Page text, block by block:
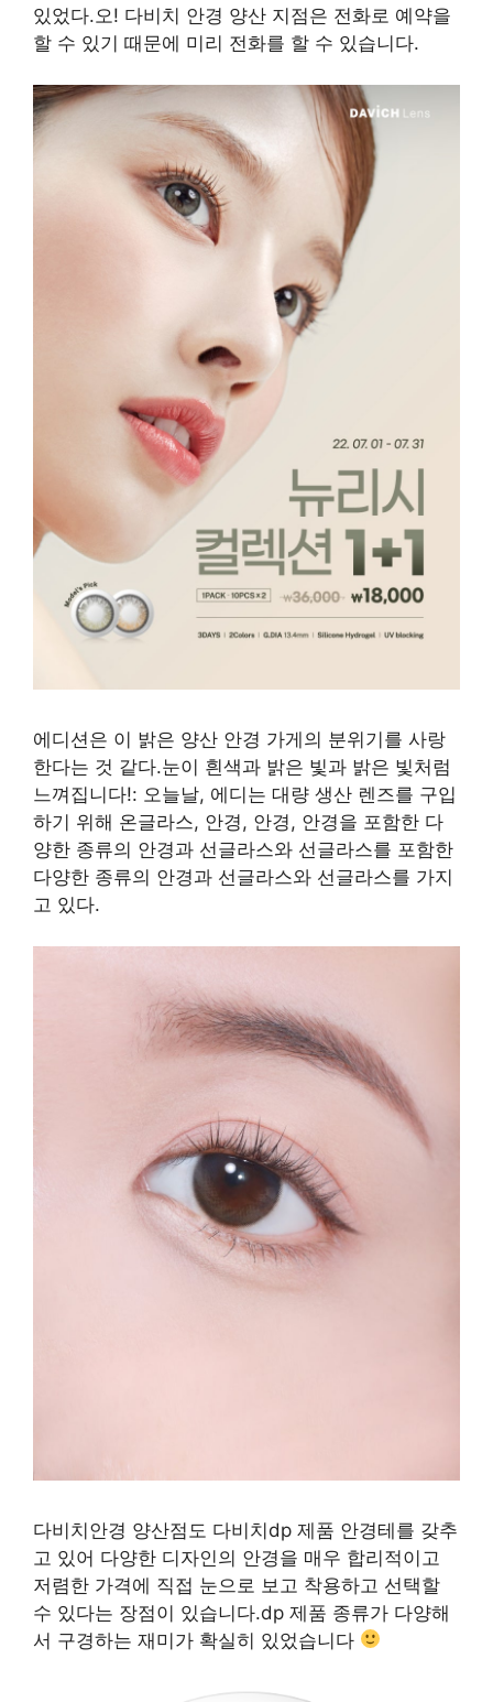
있었다.오! 다비치 안경 양산 지점은 전화로 예약을
할 수 있기 때문에 미리 전화를 할 수 있습니다.
에디션은 이 밝은 양산 안경 가게의 분위기를 사랑
한다는 것 같다.눈이 흰색과 밝은 빛과 밝은 빛처럼
느껴집니다!: 오늘날, 에디는 대량 생산 렌즈를 구입
하기 위해 온글라스, 안경, 안경, 안경을 포함한 다
양한 종류의 안경과 선글라스와 선글라스를 포함한
다양한 종류의 안경과 선글라스와 선글라스를 가지
고 있다.
다비치안경 양산점도 다비치dp 제품 안경테를 갖추
고 있어 다양한 디자인의 안경을 매우 합리적이고
저렴한 가격에 직접 눈으로 보고 착용하고 선택할
수 있다는 장점이 있습니다.dp 제품 종류가 다양해
서 구경하는 재미가 확실히 있었습니다